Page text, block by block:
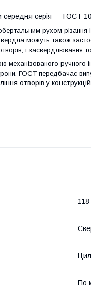
середня серія — ГОСТ
рухом
можуть також
і засвердлювання
механізованого ручного
ГОСТ передбачає
отворів у
По